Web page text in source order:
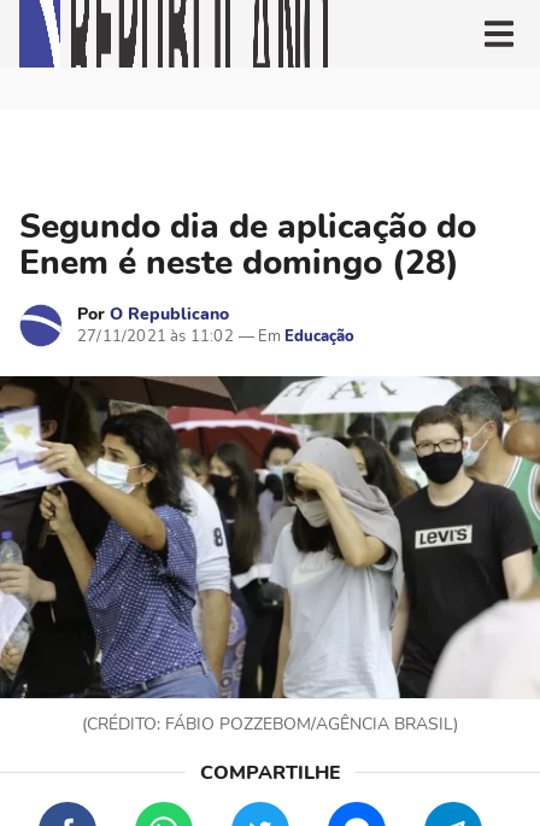
Segundo dia de aplicação do
Enem é neste domingo (28)
Por O Republicano
27/11/2021 às 11:02 Educação
(CRÉDITO: FÁBIO POZZEBOM/AGÊNCIA BRASIL)